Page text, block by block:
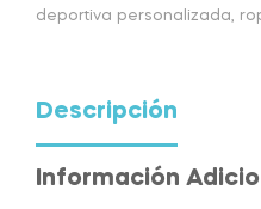
deportiva personalizada,
Descripción
Información